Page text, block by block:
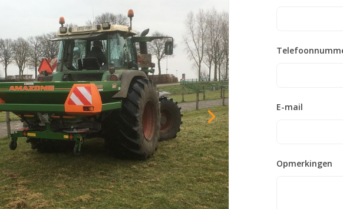
E-mail
Opmerkingen